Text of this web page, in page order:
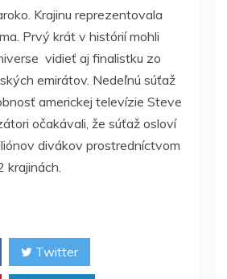
Krajinu reprezentovala
Prvý krát v histórií mohli
vidieť aj finalistku zo
emirátov. Nedeľnú súťaž
americkej televízie Steve
očakávali, že súťaž osloví
divákov prostredníctvom
krajinách.
Twitter